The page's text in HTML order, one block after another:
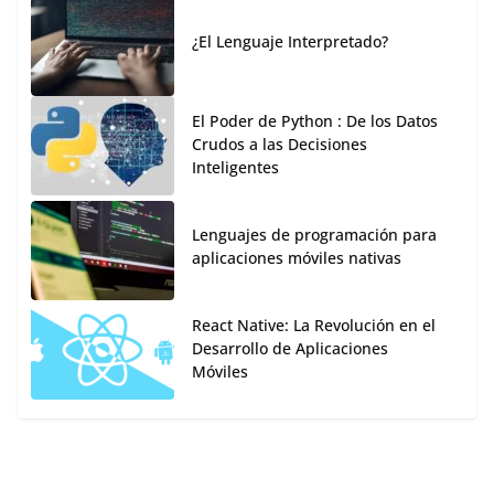
¿El Lenguaje Interpretado?
El Poder de Python : De los Datos
Crudos a las Decisiones
Inteligentes
Lenguajes de programación para
aplicaciones móviles nativas
React Native: La Revolución en el
Desarrollo de Aplicaciones
Móviles